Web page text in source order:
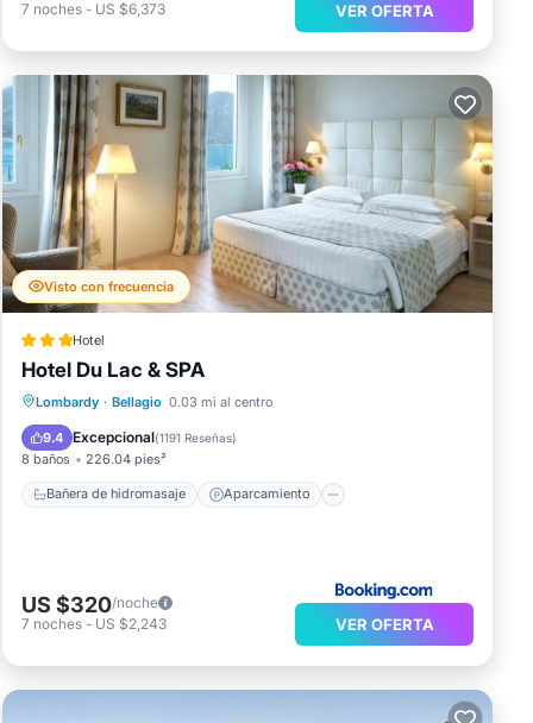
7 noches - US $6,373 VER OFERTA
Visto con frecuencia
Hotel
Hotel Du Lac & SPA
Lombardy · Bellagio 0.03 mi al centro
9.4 Excepcional(1191 Reseñas)
8 baños 226.04 pies²
Bañera de hidromasaje Aparcamiento
Bañera de hidromasaje
Spa
Balcón/Terraza
US $320/noche
7 noches - US $2,243 VER OFERTA